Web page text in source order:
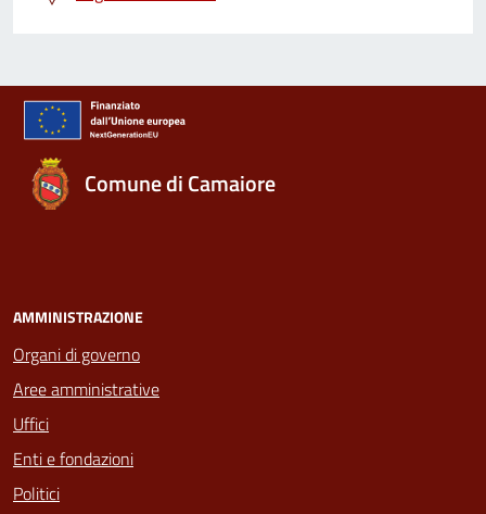
Comune di Camaiore
AMMINISTRAZIONE
Organi di governo
Aree amministrative
Uffici
Enti e fondazioni
Politici